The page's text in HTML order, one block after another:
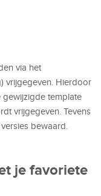
via het
vrijgegeven. Hierdoor
template
vrijgegeven. Tevens
bewaard.
je favoriete